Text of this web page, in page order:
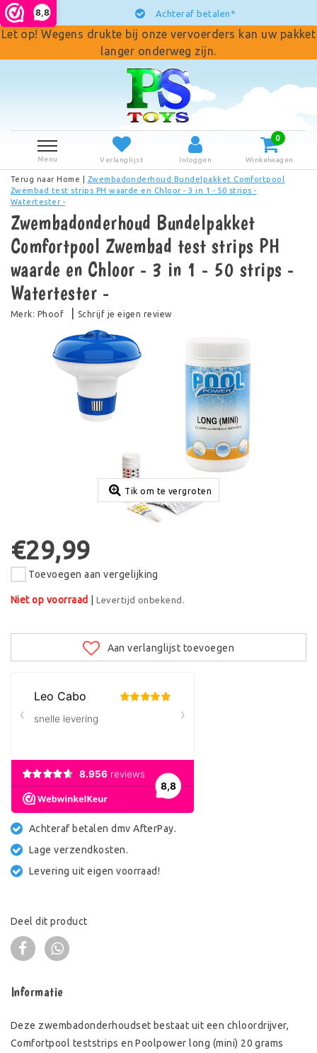
8,8 Achteraf betalen*
Let op! Wegens drukte bij onze vervoerders kan uw pakket
langer onderweg zijn.
Menu Verlanglijst Inloggen
0
Winkelwagen
Terug naar Home
Zwembadonderhoud Bundelpakket Comfortpool
Zwembad test strips PH waarde en Chloor - 3 in 1 - 50 strips -
Watertester -
Zwembadonderhoud Bundelpakket
Comfortpool Zwembad test strips PH
waarde en Chloor - 3 in 1 - 50 strips -
Watertester -
Merk: Phoof Schrijf je eigen review
Tik om te vergroten
€29,99
Toevoegen aan vergelijking
Niet op voorraad |Levertijd onbekend.
Aan verlanglijst toevoegen
Achteraf betalen dmv AfterPay.
Lage verzendkosten.
Levering uit eigen voorraad!
Deel dit product
Informatie
Deze zwembadonderhoudset bestaat uit een chloordrijver,
Comfortpool teststrips en Poolpower long (mini) 20 grams